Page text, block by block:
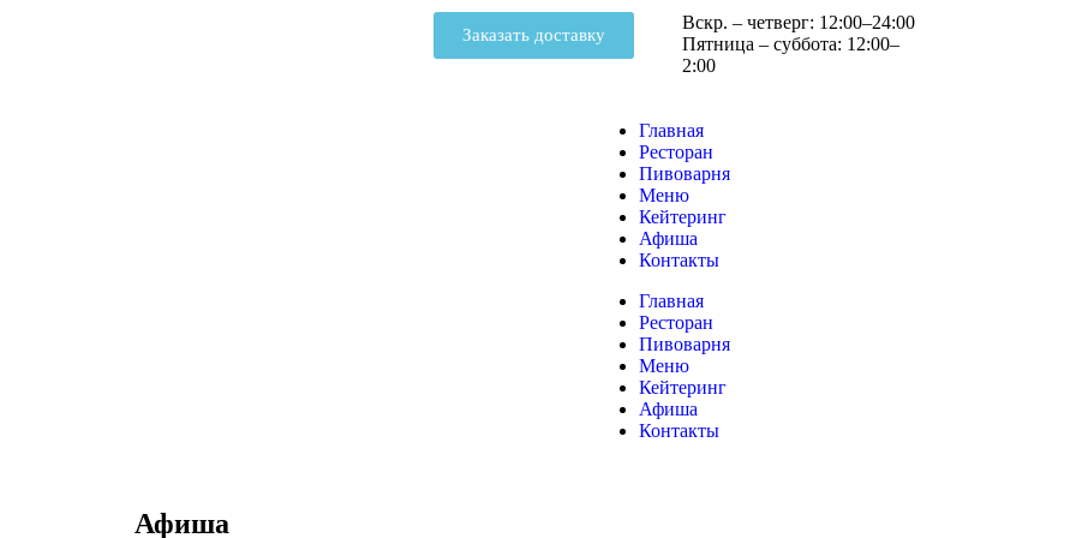
Заказать доставку
Вскр. – четверг: 12:00–24:00
Пятница – суббота: 12:00–
2:00
Главная
Ресторан
Пивоварня
Меню
Кейтеринг
Афиша
Контакты
Главная
Ресторан
Пивоварня
Меню
Кейтеринг
Афиша
Контакты
Афиша